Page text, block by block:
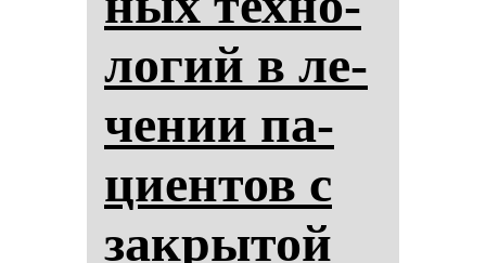
ло­гий в ле­
че­нии па­
ци­ен­тов с
зак­ры­той